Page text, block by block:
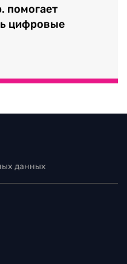
помогает
цифровые
данных